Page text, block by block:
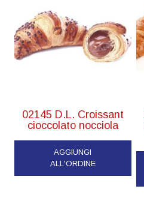
02145 D.L. Croissant
cioccolato nocciola
AGGIUNGI
ALL'ORDINE